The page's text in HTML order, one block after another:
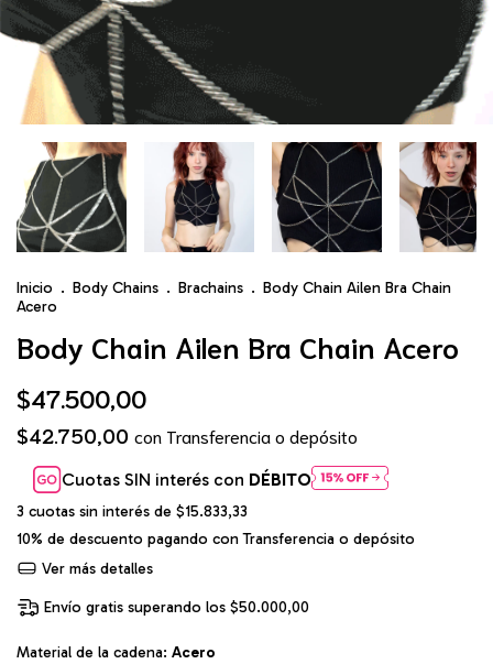
Inicio . Body Chains . Brachains . Body Chain Ailen Bra Chain
Acero
Body Chain Ailen Bra Chain Acero
$47.500,00
$42.750,00 con Transferencia o depósito
Cuotas SIN interés con DÉBITO
3 cuotas sin interés de $15.833,33
10% de descuento pagando con Transferencia o depósito
Ver más detalles
Envío gratis superando los$50.000,00
Material de la cadena: Acero